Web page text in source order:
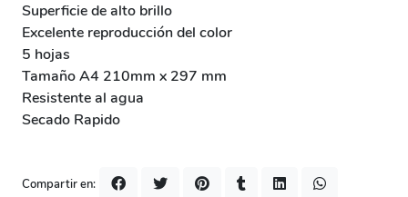
Superficie de alto brillo
Excelente reproducción del color
5 hojas
Tamaño A4 210mm x 297 mm
Resistente al agua
Secado Rapido
Compartir en: